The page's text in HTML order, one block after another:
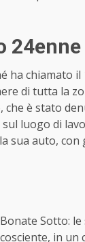
chiamato il
di tutta la
che è stato
luogo di
sua auto, con
Sotto:
in un